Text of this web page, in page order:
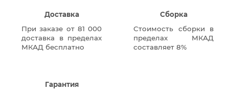
Доставка
При заказе от 81 000
доставка в пределах
МКАД бесплатно
Сборка
Стоимость сборки в
пределах МКАД
составляет 8%
Гарантия